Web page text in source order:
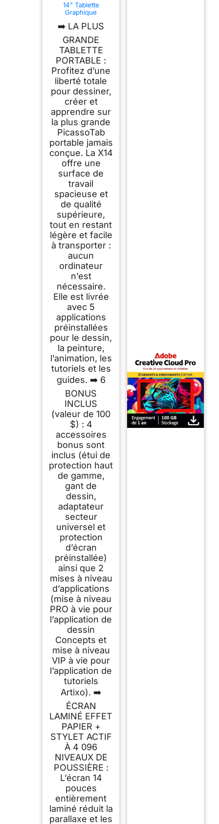
14" Tablette
Graphique
PicassoTab X14,
Ordinateur
➡️ LA PLUS
GRANDE
TABLETTE
PORTABLE :
Profitez d’une
liberté totale
pour dessiner,
créer et
apprendre sur
la plus grande
PicassoTab
portable jamais
conçue. La X14
offre une
surface de
travail
spacieuse et
de qualité
supérieure,
tout en restant
légère et facile
à transporter :
aucun
ordinateur
n’est
nécessaire.
Elle est livrée
avec 5
applications
préinstallées
pour le dessin,
la peinture,
l’animation, les
tutoriels et les
guides. ➡️ 6
BONUS
INCLUS
(valeur de 100
$) : 4
accessoires
bonus sont
inclus (étui de
protection haut
de gamme,
gant de
dessin,
adaptateur
secteur
universel et
protection
d’écran
préinstallée)
ainsi que 2
mises à niveau
d’applications
(mise à niveau
PRO à vie pour
l’application de
dessin
Concepts et
mise à niveau
VIP à vie pour
l’application de
tutoriels
Artixo). ➡️
ÉCRAN
LAMINÉ EFFET
PAPIER +
STYLET ACTIF
À 4 096
NIVEAUX DE
POUSSIÈRE :
L’écran 14
pouces
entièrement
laminé réduit la
parallaxe et les